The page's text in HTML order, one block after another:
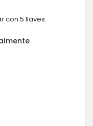
con 5 llaves.